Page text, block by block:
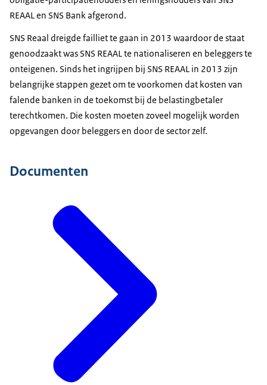
REAAL en SNS Bank afgerond.
SNS Reaal dreigde failliet te gaan in 2013 waardoor de staat
genoodzaakt was SNS REAAL te nationaliseren en beleggers te
onteigenen. Sinds het ingrijpen bij SNS REAAL in 2013 zijn
belangrijke stappen gezet om te voorkomen dat kosten van
falende banken in de toekomst bij de belastingbetaler
terechtkomen. Die kosten moeten zoveel mogelijk worden
opgevangen door beleggers en door de sector zelf.
Documenten